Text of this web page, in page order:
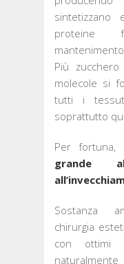
sintetizzano
proteine
Più
molecole si
tutti i
soprattutto
Per fortuna,
grande
Sostanza
chirurgia
con ottimi